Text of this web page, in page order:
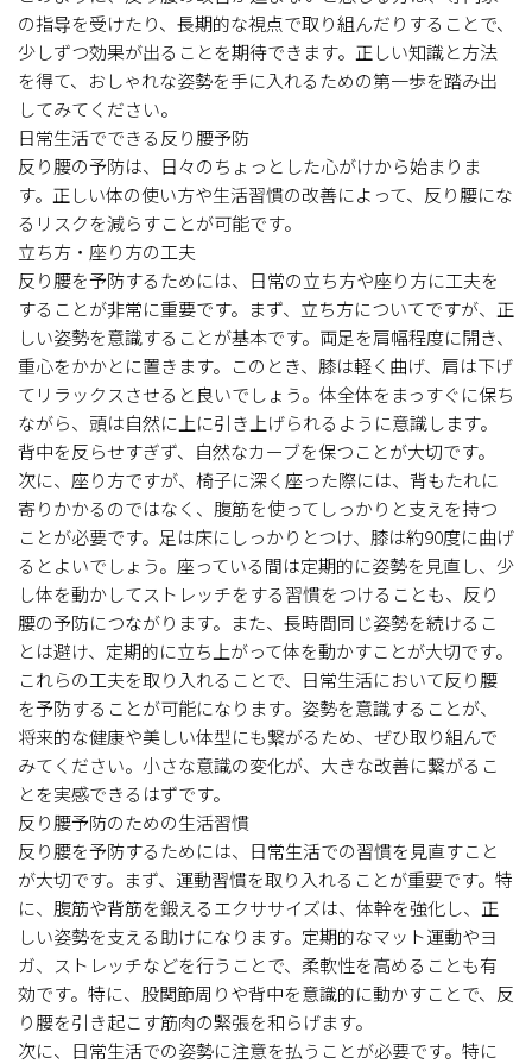
の指导を受けたり、長期的な視点で取り組んだりすることで、
少しずつ効果が出ることを期待できます。正しい知識と方法
を得て、おしゃれな姿勢を手に入れるための第一歩を踏み出
してみてください。
日常生活でできる反り腰予防
反り腰の予防は、日々のちょっとした心がけから始まりま
す。正しい体の使い方や生活習慣の改善によって、反り腰にな
るリスクを減らすことが可能です。
立ち方・座り方の工夫
反り腰を予防するためには、日常の立ち方や座り方に工夫を
することが非常に重要です。まず、立ち方についてですが、正
しい姿勢を意識することが基本です。両足を肩幅程度に開き、
重心をかかとに置きます。このとき、膝は軽く曲げ、肩は下げ
てリラックスさせると良いでしょう。体全体をまっすぐに保ち
ながら、頭は自然に上に引き上げられるように意識します。
背中を反らせすぎず、自然なカーブを保つことが大切です。
次に、座り方ですが、椅子に深く座った際には、背もたれに
寄りかかるのではなく、腹筋を使ってしっかりと支えを持つ
ことが必要です。足は床にしっかりとつけ、膝は約90度に曲げ
るとよいでしょう。座っている間は定期的に姿勢を見直し、少
し体を動かしてストレッチをする習慣をつけることも、反り
腰の予防につながります。また、長時間同じ姿勢を続けるこ
とは避け、定期的に立ち上がって体を動かすことが大切です。
これらの工夫を取り入れることで、日常生活において反り腰
を予防することが可能になります。姿勢を意識することが、
将来的な健康や美しい体型にも繋がるため、ぜひ取り組んで
みてください。小さな意識の変化が、大きな改善に繋がるこ
とを実感できるはずです。
反り腰予防のための生活習慣
反り腰を予防するためには、日常生活での習慣を見直すこと
が大切です。まず、運動習慣を取り入れることが重要です。特
に、腹筋や背筋を鍛えるエクササイズは、体幹を強化し、正
しい姿勢を支える助けになります。定期的なマット運動やヨ
ガ、ストレッチなどを行うことで、柔軟性を高めることも有
効です。特に、股関節周りや背中を意識的に動かすことで、反
り腰を引き起こす筋肉の緊張を和らげます。
次に、日常生活での姿勢に注意を払うことが必要です。特に